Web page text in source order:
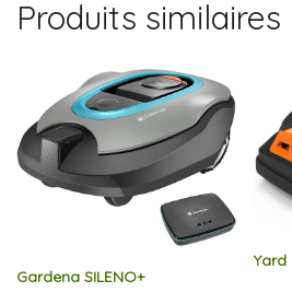
Produits similaires
Gardena SILENO+
Yard